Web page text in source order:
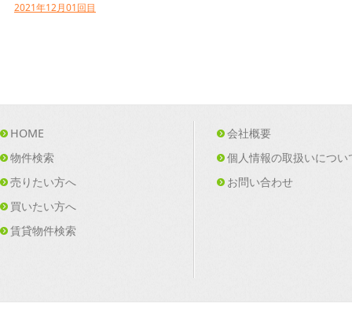
2021年12月01回目
HOME
物件検索
売りたい方へ
買いたい方へ
賃貸物件検索
会社概要
個人情報の取扱いについ
お問い合わせ